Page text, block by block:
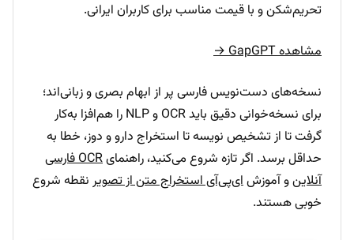
تحریم‌شکن و با قیمت مناسب برای کاربران ایرانی.
مشاهده GapGPT →
نسخه‌های دست‌نویس فارسی پر از ابهام بصری و زبانی‌اند؛
برای نسخه‌خوانی دقیق باید OCR و NLP را هم‌افزا به‌کار
گرفت تا از تشخیص نویسه تا استخراج دارو و دوز، خطا به
حداقل برسد. اگر تازه شروع می‌کنید، راهنمای
OCR فارسی
آنلاینو آموزشای‌پی‌آی استخراج متن از تصویر نقطه شروع
خوبی هستند.